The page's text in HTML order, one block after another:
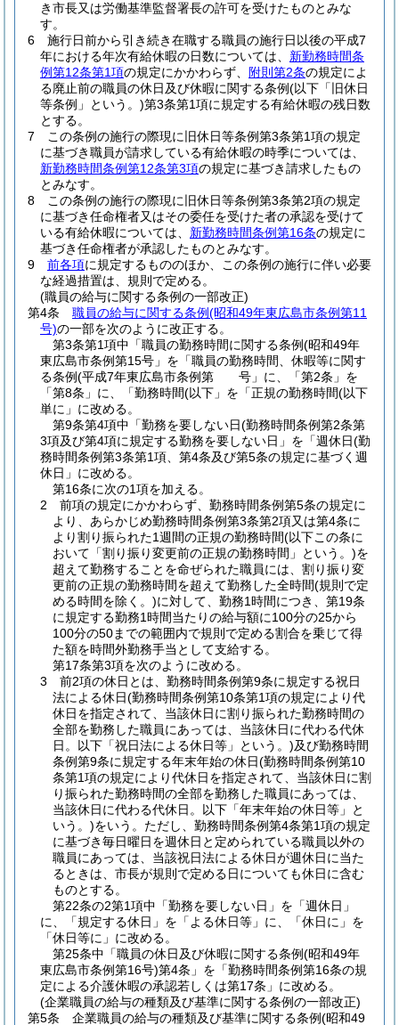
き市長又は労働基準監督署長の許可を受けたものとみな
す。
6
施行日前から引き続き在職する職員の施行日以後の平成7
年における年次有給休暇の日数については、 新勤務時間条
例第12条第1項の規定にかかわらず、 附則第2条の規定によ
る廃止前の職員の休日及び休暇に関する条例(以下「旧休日
等条例」という。)第3条第1項に規定する有給休暇の残日数
とする。
7
この条例の施行の際現に旧休日等条例第3条第1項の規定
に基づき職員が請求している有給休暇の時季については、
新勤務時間条例第12条第3項の規定に基づき請求したもの
とみなす。
8
この条例の施行の際現に旧休日等条例第3条第2項の規定
に基づき任命権者又はその委任を受けた者の承認を受けて
いる有給休暇については、 新勤務時間条例第16条の規定に
基づき任命権者が承認したものとみなす。
9
前各項に規定するもののほか、この条例の施行に伴い必要
な経過措置は、規則で定める。
(職員の給与に関する条例の一部改正)
第4条
職員の給与に関する条例(昭和49年東広島市条例第11
号)の一部を次のように改正する。
第3条第1項中「職員の勤務時間に関する条例(昭和49年
東広島市条例第15号」を「職員の勤務時間、休暇等に関す
る条例(平成7年東広島市条例第 号」に、「第2条」を
「第8条」に、「勤務時間(以下」を「正規の勤務時間(以下
単に」に改める。
第9条第4項中「勤務を要しない日(勤務時間条例第2条第
3項及び第4項に規定する勤務を要しない日」を「週休日(勤
務時間条例第3条第1項、第4条及び第5条の規定に基づく週
休日」に改める。
第16条に次の1項を加える。
2
前項の規定にかかわらず、勤務時間条例第5条の規定に
より、あらかじめ勤務時間条例第3条第2項又は第4条に
より割り振られた1週間の正規の勤務時間(以下この条に
おいて「割り振り変更前の正規の勤務時間」という。)を
超えて勤務することを命ぜられた職員には、割り振り変
更前の正規の勤務時間を超えて勤務した全時間(規則で定
める時間を除く。)に対して、勤務1時間につき、第19条
に規定する勤務1時間当たりの給与額に100分の25から
100分の50までの範囲内で規則で定める割合を乗じて得
た額を時間外勤務手当として支給する。
第17条第3項を次のように改める。
3
前2項の休日とは、勤務時間条例第9条に規定する祝日
法による休日(勤務時間条例第10条第1項の規定により代
休日を指定されて、当該休日に割り振られた勤務時間の
全部を勤務した職員にあっては、当該休日に代わる代休
日。以下「祝日法による休日等」という。)及び勤務時間
条例第9条に規定する年末年始の休日(勤務時間条例第10
条第1項の規定により代休日を指定されて、当該休日に割
り振られた勤務時間の全部を勤務した職員にあっては、
当該休日に代わる代休日。以下「年末年始の休日等」と
いう。)をいう。 ただし、勤務時間条例第4条第1項の規定
に基づき毎日曜日を週休日と定められている職員以外の
職員にあっては、当該祝日法による休日が週休日に当た
るときは、市長が規則で定める日についても休日に含む
ものとする。
第22条の2第1項中「勤務を要しない日」を「週休日」
に、「規定する休日」を「よる休日等」に、「休日に」を
「休日等に」に改める。
第25条中「職員の休日及び休暇に関する条例(昭和49年
東広島市条例第16号)第4条」を「勤務時間条例第16条の規
定による介護休暇の承認若しくは第17条」に改める。
(企業職員の給与の種類及び基準に関する条例の一部改正)
第5条
企業職員の給与の種類及び基準に関する条例(昭和49